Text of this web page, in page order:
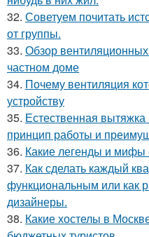
32. Советуем почитать
от группы.
33. Обзор
частном доме
34. Почему вентиляция
устройству
35. Естественная
принцип работы и
36. Какие легенды и мифы
37. Как сделать каждый
функциональным или как
дизайнеры.
38. Какие хостелы в